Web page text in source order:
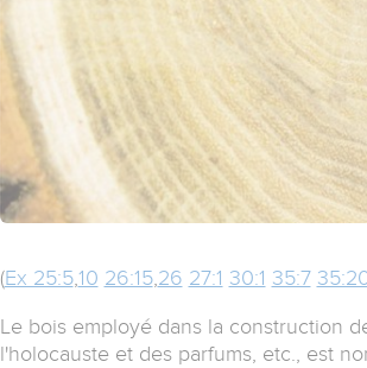
(Ex 25:5,10 26:15,26 27:1 30:1 35:7
Le bois employé dans la construction
l'holocauste et des parfums, etc., est